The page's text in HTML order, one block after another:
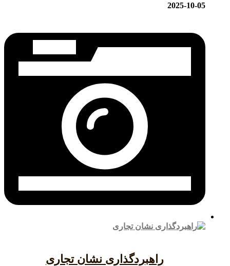
2025-10-05
راهبردگذاری نشان تجاری